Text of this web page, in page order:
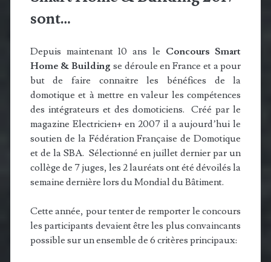
sont…
Depuis maintenant 10 ans le Concours Smart
Home & Building se déroule en France et a pour
but de faire connaitre les bénéfices de la
domotique et à mettre en valeur les compétences
des intégrateurs et des domoticiens. Créé par le
magazine Electricien+ en 2007 il a aujourd’hui le
soutien de la Fédération Française de Domotique
et de la SBA. Sélectionné en juillet dernier par un
collège de 7 juges, les 2 lauréats ont été dévoilés la
semaine dernière lors du Mondial du Bâtiment.
Cette année, pour tenter de remporter le concours
les participants devaient être les plus convaincants
possible sur un ensemble de 6 critères principaux: